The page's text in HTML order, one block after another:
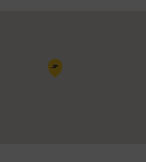
Pin de la carte